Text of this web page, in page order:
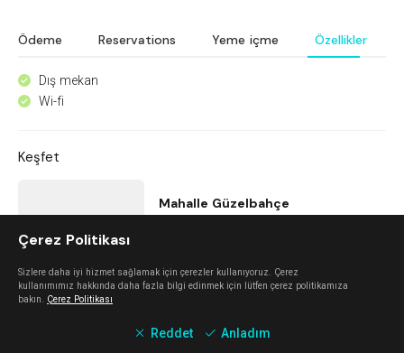
Ödeme Reservations Yeme içme Özellikler
^ Dış mekan
^ Wi-fi
Keşfet
Mahalle Güzelbahçe
Alaçatı
Çerez Politikası
Sizlere daha iyi hizmet sağlamak için çerezler kullanıyoruz. Çerez
kullanımımız hakkında daha fazla bilgi edinmek için lütfen çerez politikamıza
bakın. Çerez Politikası
Reddet Anladım